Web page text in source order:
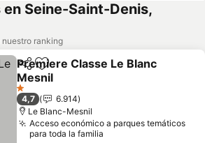
Seine-Saint-Denis,
ranking
CompartirAgregar a favoritos
Premiere Classe Le Blanc
Mesnil
Ver precios
1 Estrellas
4,7
6.914
Le Blanc-Mesnil
Acceso económico a parques temáticos
para toda la familia